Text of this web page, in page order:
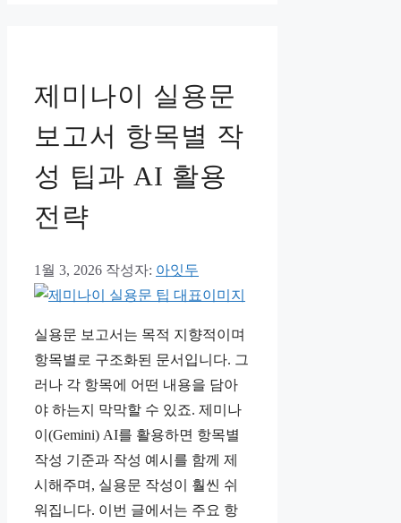
제미나이 실용문
보고서 항목별 작
성 팁과 AI 활용
전략
1월 3, 2026 작성자: 아잇두
실용문 보고서는 목적 지향적이며
항목별로 구조화된 문서입니다. 그
러나 각 항목에 어떤 내용을 담아
야 하는지 막막할 수 있죠. 제미나
이(Gemini) AI를 활용하면 항목별
작성 기준과 작성 예시를 함께 제
시해주며, 실용문 작성이 훨씬 쉬
워집니다. 이번 글에서는 주요 항